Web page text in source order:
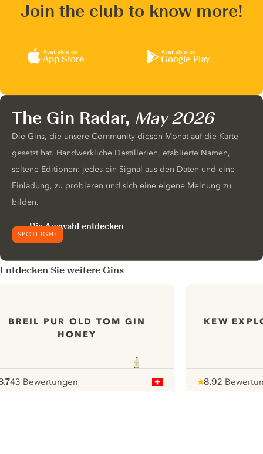
Join the club to know more!
Available on
App Store
Available on
Google Play
SPOTLIGHT
The Gin Radar, May 2026
Die Gins, die unsere Community diesen Monat auf die Karte
gesetzt hat. Handwerkliche Destillerien, etablierte Namen,
seltene Editionen: jedes ein Signal aus den Daten und eine
Einladung, zu probieren und sich eine eigene Meinung zu
bilden.
Die Auswahl entdecken
Entdecken Sie weitere Gins
BREIL PUR OLD TOM GIN
HONEY
43 Bewertungen
KEW
8.92